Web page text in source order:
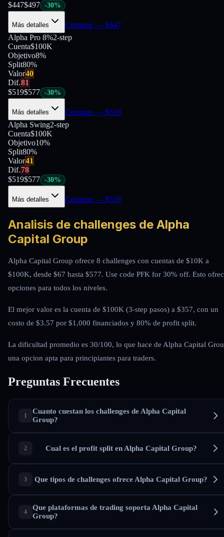
$447$497 -30%
Más detalles Comprar— $447
Alpha Pro 8%2-step
Cuenta$100K
Objetivo8%
Split80%
Valor40
Dif.81
$519$577 -30%
Más detalles Comprar— $519
Alpha Swing2-step
Cuenta$100K
Objetivo10%
Split80%
Valor41
Dif.78
$519$577 -30%
Más detalles Comprar— $519
Analisis de challenges de Alpha
Capital Group
Alpha Capital Group ofrece 8 challenges con cuentas de $10K a
$100K, desde $67 hasta $577. Use code PFK for 30% off. Esto
opciones para todos los niveles.
El mejor valor es la cuenta de $100K (3-step pasos) a $357, con un
costo de $3.57 por $1,000 financiados y 80% de profit split.
La dificultad promedio es 30/100, lo que hace de Alpha Capital
una opcion apta para principiantes para traders.
Preguntas Frecuentes
Cuanto cuestan los challenges de Alpha Capital
Group?
Cual es el profit split en Alpha Capital Group?
Que tipos de challenges ofrece Alpha Capital Group?
Que plataformas de trading soporta Alpha Capital
Group?